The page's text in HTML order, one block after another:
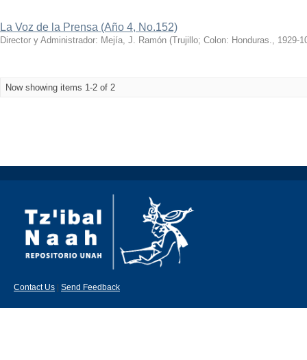
La Voz de la Prensa (Año 4, No.152)
Director y Administrador: Mejía, J. Ramón (Trujillo; Colon: Honduras., 1929-
Now showing items 1-2 of 2
Contact Us Send Feedback